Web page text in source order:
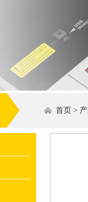
首页 >